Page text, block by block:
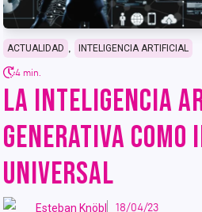
ACTUALIDAD INTELIGENCIA ARTIFICIAL
4 min.
LA INTELIGENCIA
GENERATIVA COMO
UNIVERSAL
Esteban Knöbl 18/04/23